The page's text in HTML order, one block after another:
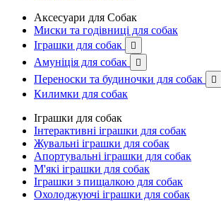
Аксесуари для Собак
Миски та годівниці для собак
Іграшки для собак

Амуніція для собак 
Переноски та будиночки для собак 
Килимки для собак
Іграшки для собак
Інтерактивні іграшки для собак
Жувальні іграшки для собак
Апортувальні іграшки для собак
М'які іграшки для собак
Іграшки з пищалкою для собак
Охолоджуючі іграшки для собак